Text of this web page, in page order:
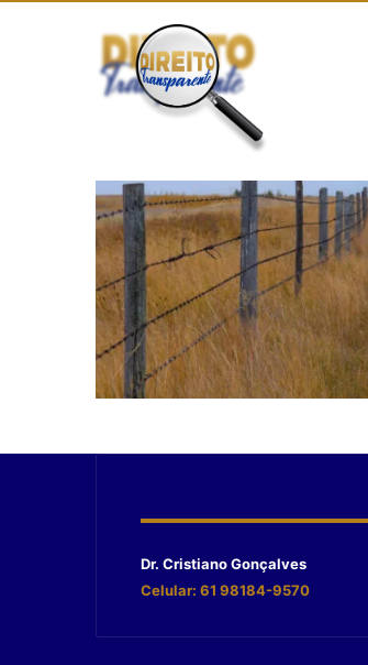
Dr. Cristiano Gonçalves
Celular: 61 98184-9570